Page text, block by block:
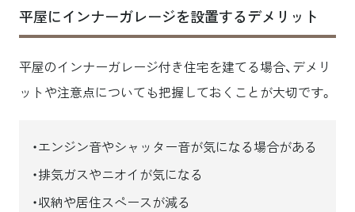
平屋にインナーガレージを設置するデメリット
平屋のインナーガレージ付き住宅を建てる場合、デメリ
ットや注意点についても把握しておくことが大切です。
エンジン音やシャッター音が気になる場合がある
排気ガスやニオイが気になる
収納や居住スペースが減る